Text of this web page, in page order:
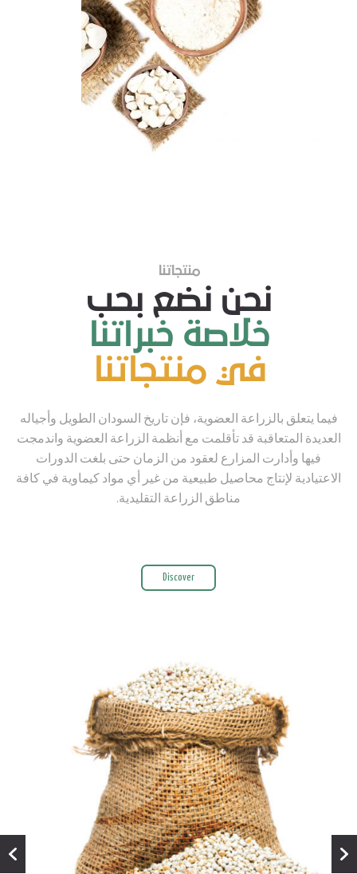
منتجاتنا
نحن نضع بحب
خلاصة خبراتنا
في منتجاتنا
فيما يتعلق بالزراعة العضوية، فإن تاريخ السودان الطويل وأجياله
العديدة المتعاقبة قد تأقلمت مع أنظمة الزراعة العضوية واندمجت
فيها وأدارت المزارع لعقود من الزمان حتى بلغت الدورات
الاعتيادية لإنتاج محاصيل طبيعية من غير أي مواد كيماوية في كافة
مناطق الزراعة التقليدية.
Discover